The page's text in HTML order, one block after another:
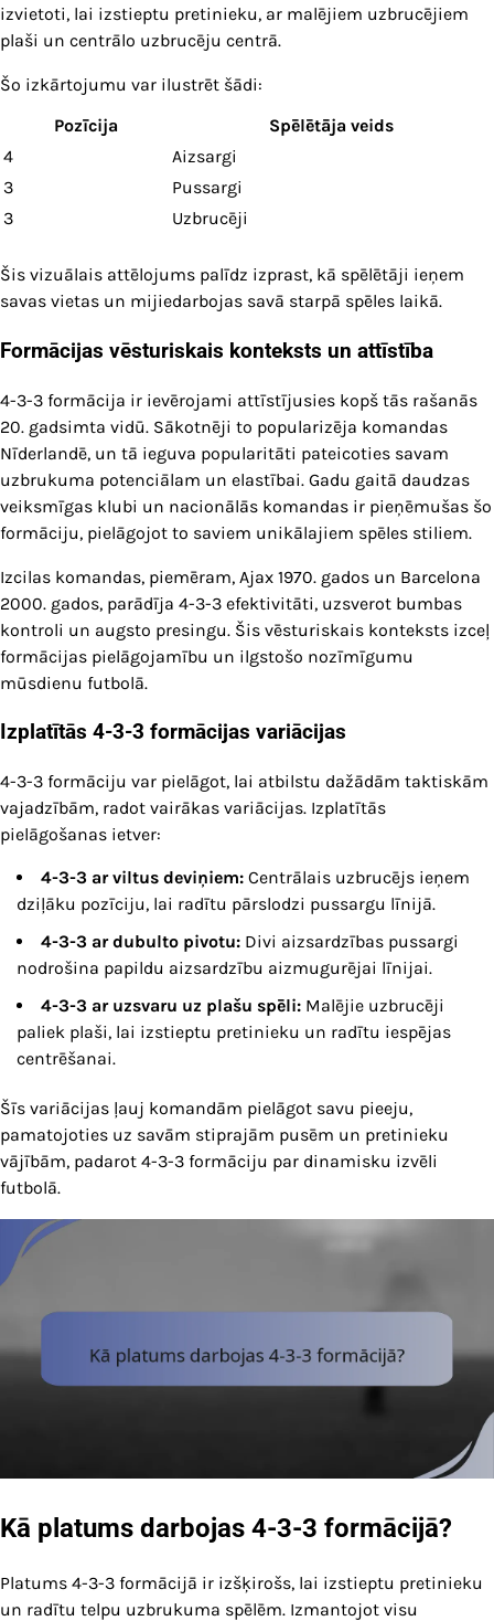
izvietoti, lai izstieptu pretinieku, ar malējiem uzbrucējiem
plaši un centrālo uzbrucēju centrā.
Šo izkārtojumu var ilustrēt šādi:
Pozīcija
Spēlētāja veids
4
Aizsargi
3
Pussargi
3
Uzbrucēji
Šis vizuālais attēlojums palīdz izprast, kā spēlētāji ieņem
savas vietas un mijiedarbojas savā starpā spēles laikā.
Formācijas vēsturiskais konteksts un attīstība
4-3-3 formācija ir ievērojami attīstījusies kopš tās rašanās
20. gadsimta vidū. Sākotnēji to popularizēja komandas
Nīderlandē, un tā ieguva popularitāti pateicoties savam
uzbrukuma potenciālam un elastībai. Gadu gaitā daudzas
veiksmīgas klubi un nacionālās komandas ir pieņēmušas šo
formāciju, pielāgojot to saviem unikālajiem spēles stiliem.
Izcilas komandas, piemēram, Ajax 1970. gados un Barcelona
2000. gados, parādīja 4-3-3 efektivitāti, uzsverot bumbas
kontroli un augsto presingu. Šis vēsturiskais konteksts izceļ
formācijas pielāgojamību un ilgstošo nozīmīgumu
mūsdienu futbolā.
Izplatītās 4-3-3 formācijas variācijas
4-3-3 formāciju var pielāgot, lai atbilstu dažādām taktiskām
vajadzībām, radot vairākas variācijas. Izplatītās
pielāgošanas ietver:
4-3-3 ar viltus deviņiem: Centrālais uzbrucējs ieņem
dziļāku pozīciju, lai radītu pārslodzi pussargu līnijā.
4-3-3 ar dubulto pivotu: Divi aizsardzības pussargi
nodrošina papildu aizsardzību aizmugurējai līnijai.
4-3-3 ar uzsvaru uz plašu spēli: Malējie uzbrucēji
paliek plaši, lai izstieptu pretinieku un radītu iespējas
centrēšanai.
Šīs variācijas ļauj komandām pielāgot savu pieeju,
pamatojoties uz savām stiprajām pusēm un pretinieku
vājībām, padarot 4-3-3 formāciju par dinamisku izvēli
futbolā.
Kā platums darbojas 4-3-3 formācijā?
Platums 4-3-3 formācijā ir izšķirošs, lai izstieptu pretinieku
un radītu telpu uzbrukuma spēlēm. Izmantojot visu